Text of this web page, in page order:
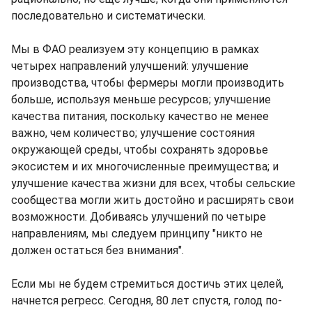
последовательно и систематически.
Мы в ФАО реализуем эту концепцию в рамках
четырех направлений улучшений: улучшение
производства, чтобы фермеры могли производить
больше, используя меньше ресурсов; улучшение
качества питания, поскольку качество не менее
важно, чем количество; улучшение состояния
окружающей среды, чтобы сохранять здоровье
экосистем и их многочисленные преимущества; и
улучшение качества жизни для всех, чтобы сельские
сообщества могли жить достойно и расширять свои
возможности. Добиваясь улучшений по четыре
направлениям, мы следуем принципу "никто не
должен остаться без внимания".
Если мы не будем стремиться достичь этих целей,
начнется регресс. Сегодня, 80 лет спустя, голод по-